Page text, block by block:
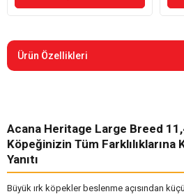
Ürün Özellikleri
Acana Heritage Large Breed
Köpeğinizin Tüm Farklılıklarına
Yanıtı
Büyük ırk köpekler beslenme açısından